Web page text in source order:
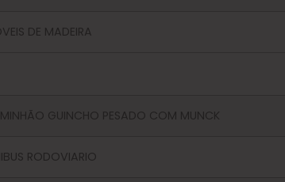
DE MADEIRA
GUINCHO PESADO COM MUNCK
RODOVIARIO